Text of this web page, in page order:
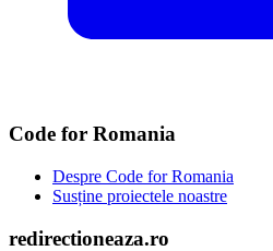
Code for Romania
Despre Code for Romania
Susține proiectele noastre
redirectioneaza.ro